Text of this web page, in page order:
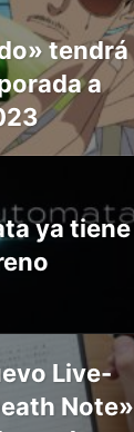
tendrá
a
ya tiene
Live-
Note»